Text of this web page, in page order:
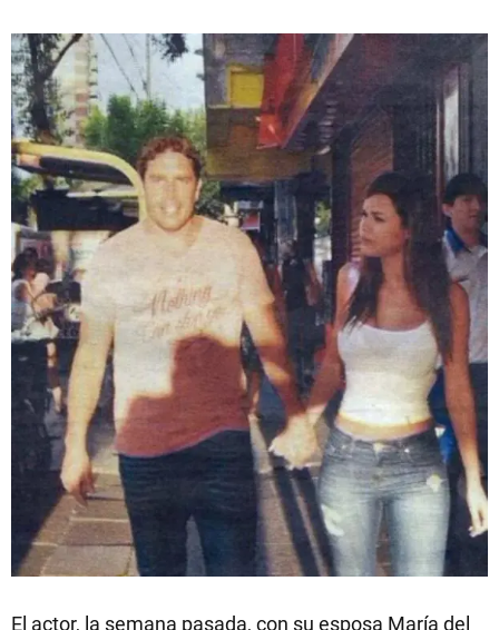
El actor, la semana pasada, con su esposa María del